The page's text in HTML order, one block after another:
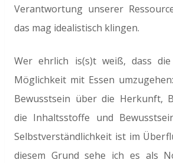
Verantwortung unserer
das mag idealistisch klingen.
Wer ehrlich is(s)t weiß, dass die
Möglichkeit mit Essen
Bewusstsein über die Herkunft,
die Inhaltsstoffe und
Selbstverständlichkeit ist im
diesem Grund sehe ich es als